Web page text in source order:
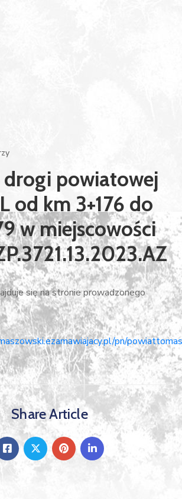
drogi powiatowej
od km 3+176 do
w miejscowości
się na stronie prowadzonego
pn/
Share Article